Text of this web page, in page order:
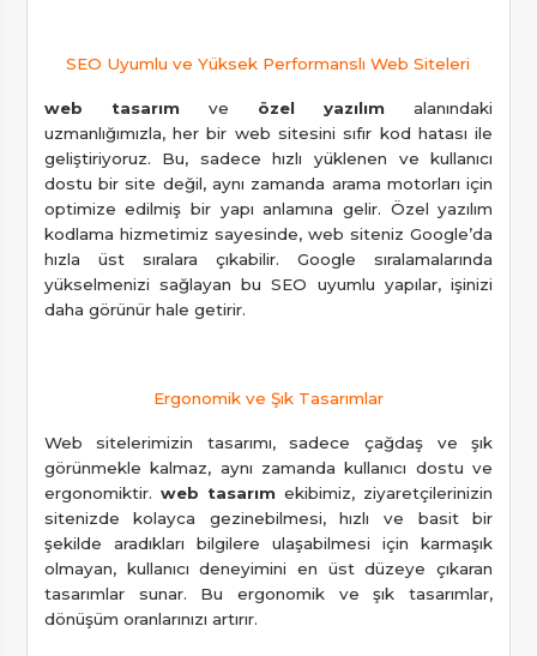
SEO Uyumlu ve Yüksek Performanslı Web Siteleri
web tasarımve özel yazılım alanındaki
uzmanlığımızla, her bir web sitesini sıfır kod hatası ile
geliştiriyoruz. Bu, sadece hızlı yüklenen ve kullanıcı
dostu bir site değil, aynı zamanda arama motorları için
optimize edilmiş bir yapı anlamına gelir. Özel yazılım
kodlama hizmetimiz sayesinde, web siteniz Google’da
hızla üst sıralara çıkabilir. Google sıralamalarında
yükselmenizi sağlayan bu SEO uyumlu yapılar, işinizi
daha görünür hale getirir.
Ergonomik ve Şık Tasarımlar
Web sitelerimizin tasarımı, sadece çağdaş ve şık
görünmekle kalmaz, aynı zamanda kullanıcı dostu ve
ergonomiktir. web tasarımekibimiz, ziyaretçilerinizin
sitenizde kolayca gezinebilmesi, hızlı ve basit bir
şekilde aradıkları bilgilere ulaşabilmesi için karmaşık
olmayan, kullanıcı deneyimini en üst düzeye çıkaran
tasarımlar sunar. Bu ergonomik ve şık tasarımlar,
dönüşüm oranlarınızı artırır.